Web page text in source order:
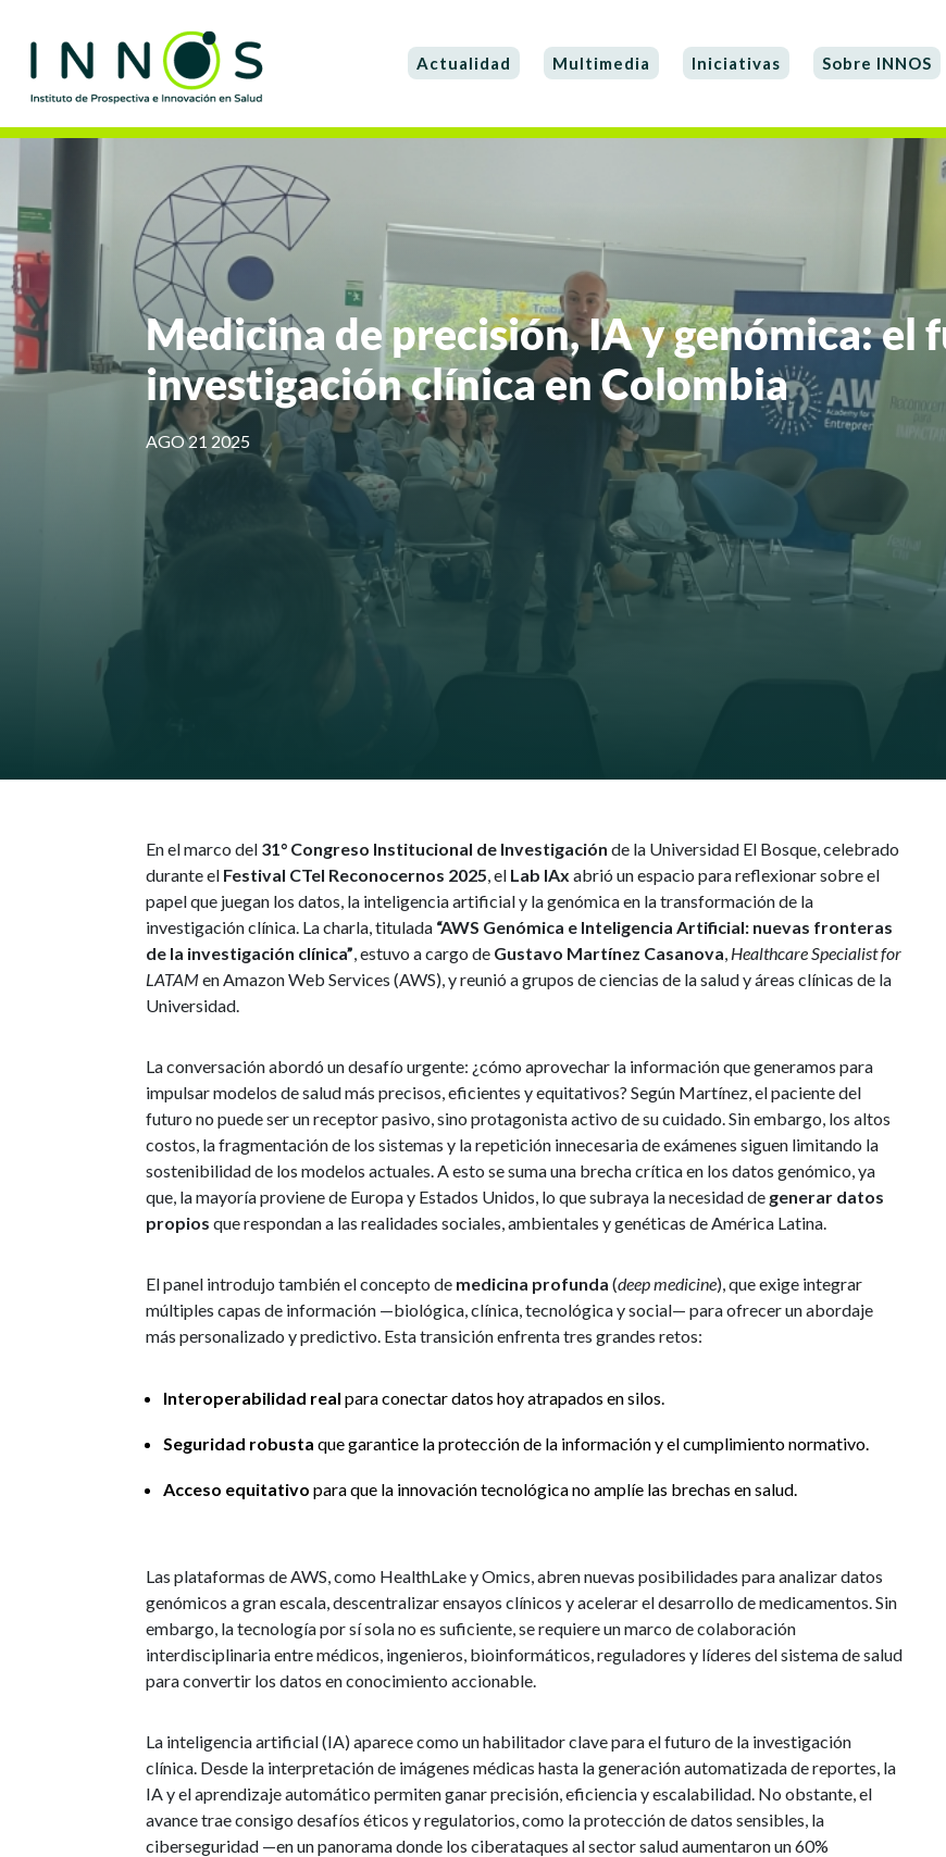
Actualidad Multimedia Iniciativas Sobre INNOS
Medicina de precisión, IA y genómica: el
investigación clínica en Colombia
AGO 21 2025
En el marco del 31° Congreso Institucional de Investigación de la Universidad El Bosque, celebrado
durante el Festival CTeI Reconocernos 2025 , el Lab IAx abrió un espacio para reflexionar sobre el
papel que juegan los datos, la inteligencia artificial y la genómica en la transformación de la
investigación clínica. La charla, titulada “AWS Genómica e Inteligencia Artificial: nuevas fronteras
de la investigación clínica” , estuvo a cargo de Gustavo Martínez Casanova Healthcare Specialist for
LATAMen Amazon Web Services (AWS), y reunió a grupos de ciencias de la salud y áreas clínicas de la
Universidad.
La conversación abordó un desafío urgente: ¿cómo aprovechar la información que generamos para
impulsar modelos de salud más precisos, eficientes y equitativos? Según Martínez, el paciente del
futuro no puede ser un receptor pasivo, sino protagonista activo de su cuidado. Sin embargo, los altos
costos, la fragmentación de los sistemas y la repetición innecesaria de exámenes siguen limitando la
sostenibilidad de los modelos actuales. A esto se suma una brecha crítica en los datos genómico, ya
que, la mayoría proviene de Europa y Estados Unidos, lo que subraya la necesidad de generar datos
propios que respondan a las realidades sociales, ambientales y genéticas de América Latina.
El panel introdujo también el concepto de medicina profunda (deep medicine), que exige integrar
múltiples capas de información —biológica, clínica, tecnológica y social— para ofrecer un abordaje
más personalizado y predictivo. Esta transición enfrenta tres grandes retos:
Interoperabilidad real para conectar datos hoy atrapados en silos.
Seguridad robusta que garantice la protección de la información y el cumplimiento normativo.
Acceso equitativo para que la innovación tecnológica no amplíe las brechas en salud.
Las plataformas de AWS, como HealthLake y Omics, abren nuevas posibilidades para analizar datos
genómicos a gran escala, descentralizar ensayos clínicos y acelerar el desarrollo de medicamentos. Sin
embargo, la tecnología por sí sola no es suficiente, se requiere un marco de colaboración
interdisciplinaria entre médicos, ingenieros, bioinformáticos, reguladores y líderes del sistema de salud
para convertir los datos en conocimiento accionable.
La inteligencia artificial (IA) aparece como un habilitador clave para el futuro de la investigación
clínica. Desde la interpretación de imágenes médicas hasta la generación automatizada de reportes, la
IA y el aprendizaje automático permiten ganar precisión, eficiencia y escalabilidad. No obstante, el
avance trae consigo desafíos éticos y regulatorios, como la protección de datos sensibles, la
ciberseguridad —en un panorama donde los ciberataques al sector salud aumentaron un 60%